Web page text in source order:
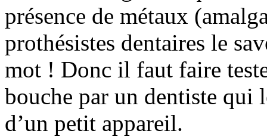
présence de métaux
prothésistes dentaires le
mot ! Donc il faut faire
bouche par un dentiste qui
d’un petit appareil.